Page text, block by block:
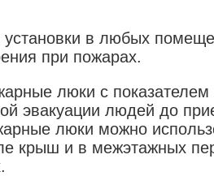
в любых
при пожарах.
люки с показателем
эвакуации людей до
люки можно
крыш и в межэтажных